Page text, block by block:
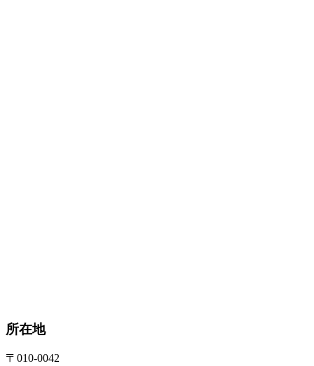
所在地
〒010-0042